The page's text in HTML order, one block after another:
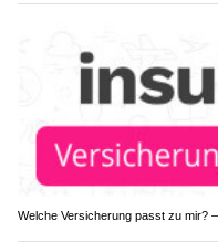
Welche Versicherung passt zu mir?